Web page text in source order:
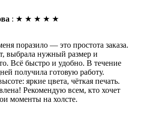
: ★ ★ ★ ★ ★
поразило — это простота заказа.
выбрала нужный размер и
Всё быстро и удобно. В течение
получила готовую работу.
яркие цвета, чёткая печать.
Рекомендую всем, кто хочет
моменты на холсте.